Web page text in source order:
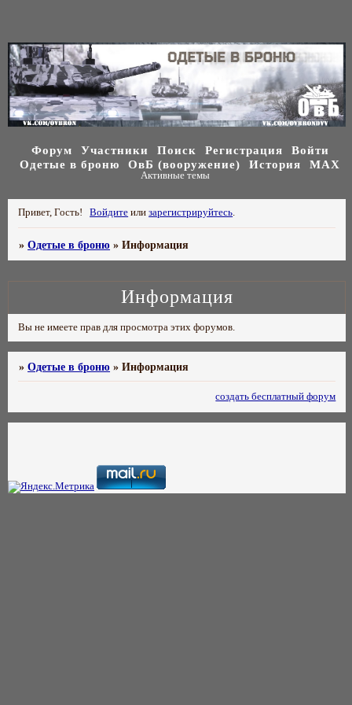
Форум Участники Поиск Регистрация
Войти
Одетые в броню
ОвБ (вооружение) История МАХ
Активные темы
Привет, Гость! Войдите илизарегистрируйтесь.
»Одетые в броню »Информация
Информация
Вы не имеете прав для просмотра этих форумов.
»Одетые в броню »Информация
создать бесплатный форум